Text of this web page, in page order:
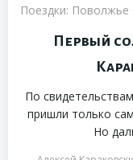
Поездки: Поволжье
Первый
По
пришли только
Но